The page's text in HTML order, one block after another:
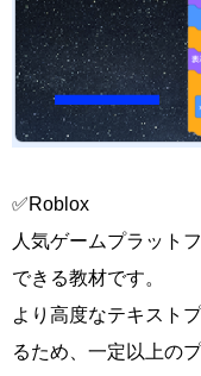
✅Roblox
人気ゲームプラット
できる教材です。
より高度なテキスト
るため、一定以上の